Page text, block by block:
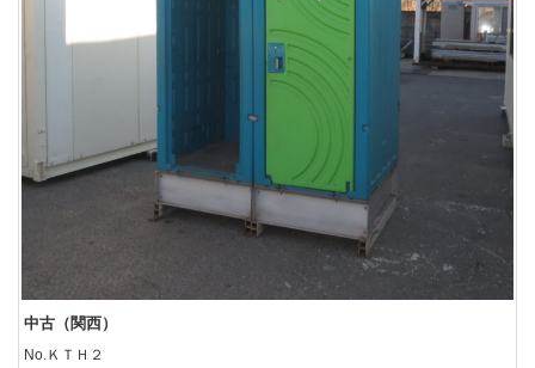
中古（関西）
No.ＫＴＨ２